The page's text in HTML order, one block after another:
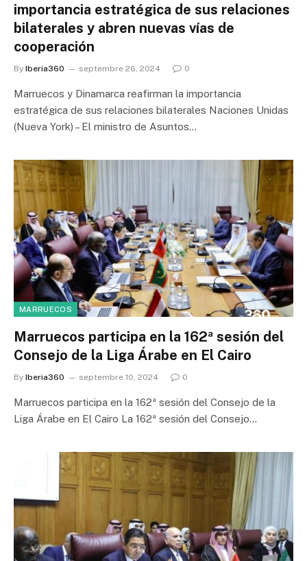
importancia estratégica de sus relaciones
bilaterales y abren nuevas vías de
cooperación
By Iberia360 septembre 26, 2024 0
Marruecos y Dinamarca reafirman la importancia
estratégica de sus relaciones bilaterales Naciones Unidas
(Nueva York) – El ministro de Asuntos…
MARRUECOS
Marruecos participa en la 162ª sesión del
Consejo de la Liga Árabe en El Cairo
By Iberia360 septembre 10, 2024 0
Marruecos participa en la 162ª sesión del Consejo de la
Liga Árabe en El Cairo La 162ª sesión del Consejo…